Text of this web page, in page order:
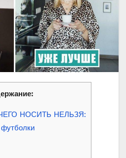
НОСИТЬ НЕЛЬЗЯ: